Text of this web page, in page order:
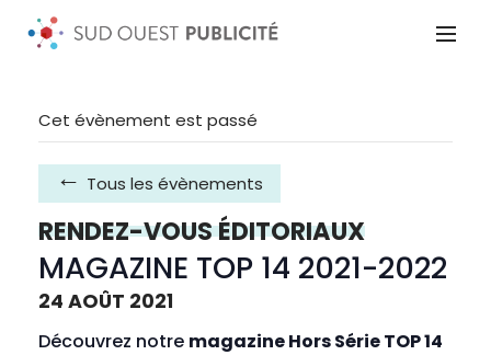
Cet évènement est passé
Tous les évènements
RENDEZ-VOUS ÉDITORIAUX
MAGAZINE TOP 14 2021-2022
24 AOÛT 2021
Découvrez notre magazine Hors Série TOP 14